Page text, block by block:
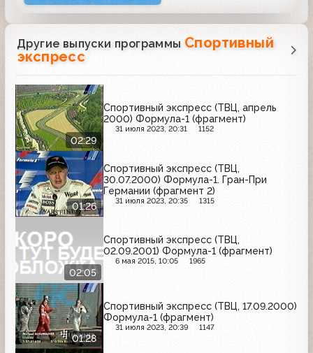
Другие выпуски программы Спортивный
экспресс
02:29
Спортивный экспресс (ТВЦ, апрель
2000) Формула-1 (фрагмент)
31 июля 2023, 20:31 1152
01:26
Спортивный экспресс (ТВЦ,
30.07.2000) Формула-1. Гран-При
Германии (фрагмент 2)
31 июля 2023, 20:35 1315
02:05
Спортивный экспресс (ТВЦ,
02.09.2001) Формула-1 (фрагмент)
6 мая 2015, 10:05 1965
01:28
Спортивный экспресс (ТВЦ, 17.09.2000)
Формула-1 (фрагмент)
31 июля 2023, 20:39 1147